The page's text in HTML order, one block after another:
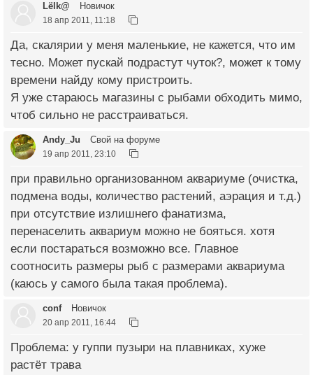
Lёlk@ Новичок
18 апр 2011, 11:18
Да, скалярии у меня маленькие, не кажется, что им
тесно. Может пускай подрастут чуток?, может к тому
времени найду кому пристроить.
Я уже стараюсь магазины с рыбами обходить мимо,
чтоб сильно не расстраиваться.
Andy_Ju Свой на форуме
19 апр 2011, 23:10
при правильно организованном аквариуме (очистка,
подмена воды, количество растений, аэрация и т.д.)
при отсутствие излишнего фанатизма,
перенаселить аквариум можно не бояться. хотя
если постараться возможно все. Главное
соотносить размеры рыб с размерами аквариума
(каюсь у самого была такая проблема).
conf Новичок
20 апр 2011, 16:44
Проблема: у гуппи пузыри на плавниках, хуже
растёт трава